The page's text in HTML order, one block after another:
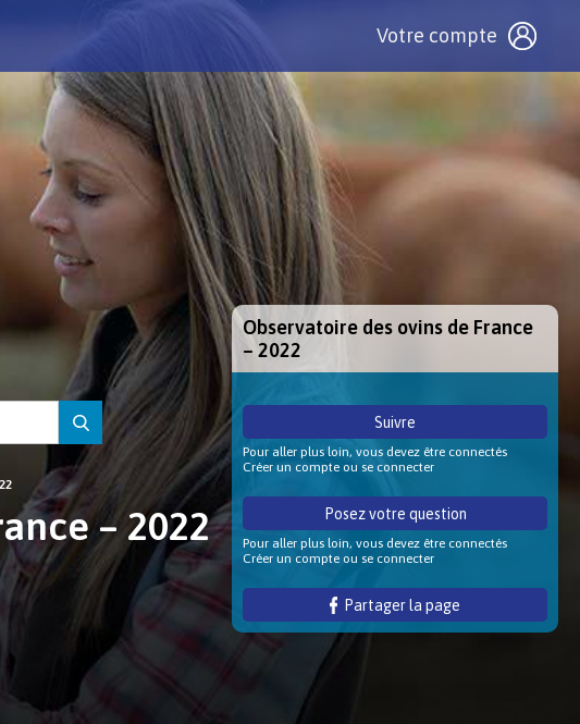
Votre compte
– 2022
Observatoire des ovins de France
– 2022
Suivre
Pour aller plus loin, vous devez être connectés
Créer un compte ou se connecter
Posez votre question
Pour aller plus loin, vous devez être connectés
Créer un compte ou se connecter
Partager la page